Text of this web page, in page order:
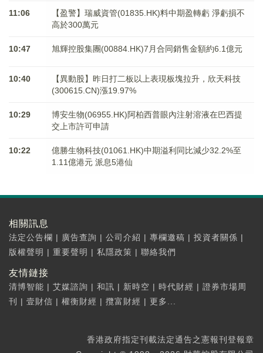
11:06
【盈警】瑞威資管(01835.HK)料中期盈轉虧 淨虧損不
高於300萬元
10:47 旭輝控股集團(00884.HK)7月合同銷售金額約6.1億元
10:40
【異動股】昨日打二板以上表現板塊拉升，欣天科技
(300615.CN)漲19.97%
10:29
博安生物(06955.HK)阿柏西普眼內注射溶液在巴西提
交上市許可申請
10:22
億勝生物科技(01061.HK)中期溢利同比減少32.2%至
1.11億港元 派息5港仙
相關訊息
法定公告欄 | 廣告查詢 | 公司介紹 | 專欄邀稿 | 投資者關係 |
版權聲明 | 重要聲明 | 私隱政策 | 聯絡我們
友情鏈接
清博智能 | 艾媒諮詢 | 和訊 | 新時空 | 時代財經 | 證券市場周
刊
| 壹財信 | 權衡財經 | 攬富財經 | 更多...
香港政府指定刊載法定通告之憲報刊登報章